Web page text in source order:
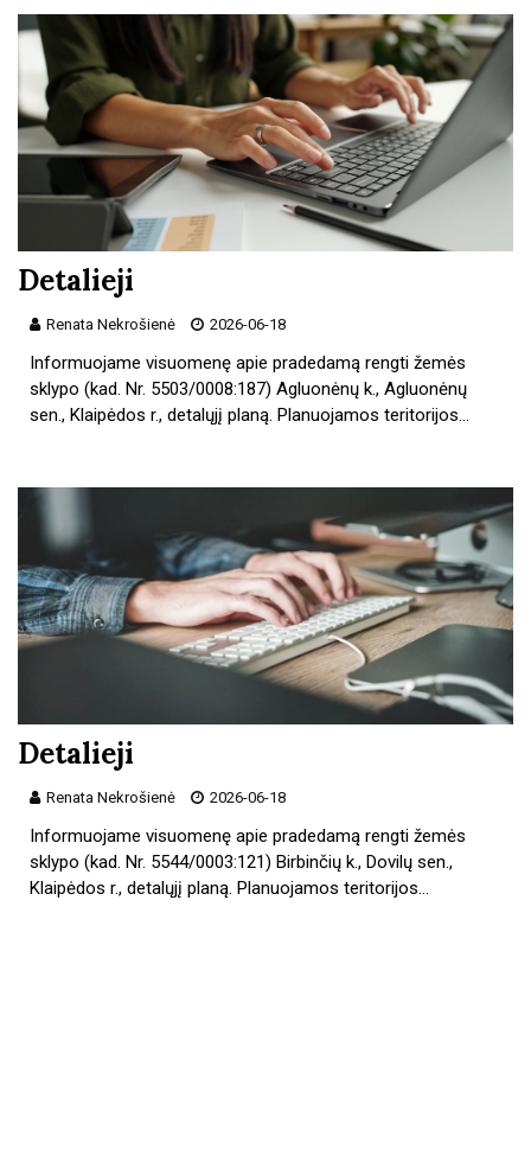
Detalieji
Renata Nekrošienė 2026-06-18
Informuojame visuomenę apie pradedamą rengti žemės
sklypo (kad. Nr. 5503/0008:187) Agluonėnų k., Agluonėnų
sen., Klaipėdos r., detalųjį planą. Planuojamos teritorijos…
Detalieji
Renata Nekrošienė 2026-06-18
Informuojame visuomenę apie pradedamą rengti žemės
sklypo (kad. Nr. 5544/0003:121) Birbinčių k., Dovilų sen.,
Klaipėdos r., detalųjį planą. Planuojamos teritorijos…